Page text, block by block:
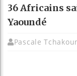
36 Africains
Yaoundé
Pascale